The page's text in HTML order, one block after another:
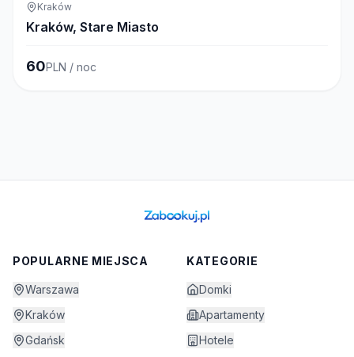
Kraków
Kraków, Stare Miasto
60PLN / noc
POPULARNE MIEJSCA
Warszawa
Kraków
Gdańsk
KATEGORIE
Domki
Apartamenty
Hotele